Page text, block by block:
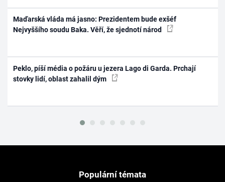
Maďarská vláda má jasno: Prezidentem bude exšéf
Nejvyššího soudu Baka. Věří, že sjednotí národ
Peklo, píší média o požáru u jezera Lago di Garda. Prchají
stovky lidí, oblast zahalil dým
Populární témata